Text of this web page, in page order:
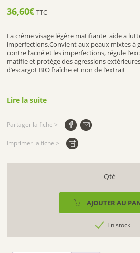
36,60€ TTC
La crème visage légère matifiante aide a
imperfections.Convient aux peaux mixtes à
contre l’acné et les imperfections, régule
matifie et protége des agressions
d’escargot BIO fraîche et non de l’extrait
Lire la suite
Partager la fiche >
Imprimer la fiche >
AJOUTER AU
En stock